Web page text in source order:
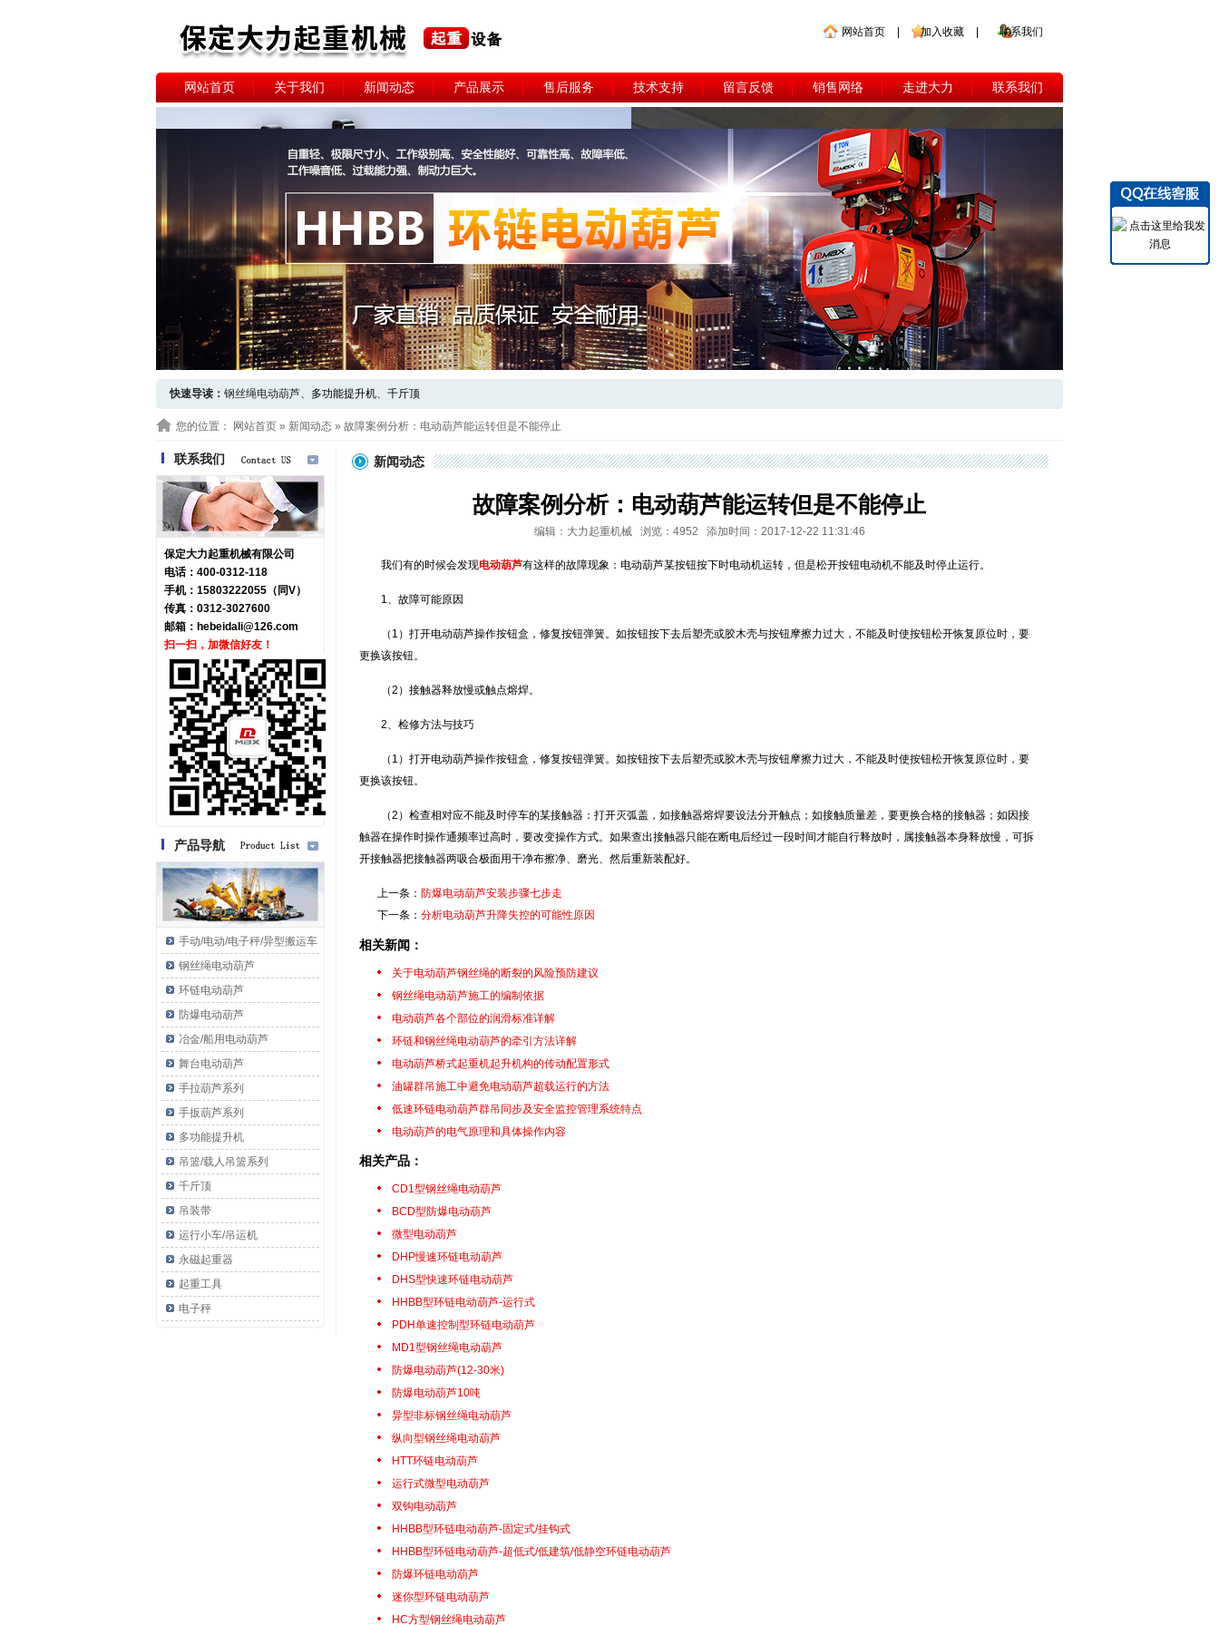
网站首页 加入收藏 联系我们
网站首页 关于我们 新闻动态 产品展示 售后服务 技术支持 留言反馈 销售网络 走进大力 联系我们
快速导读： 钢丝绳电动葫芦、 多功能提升机、 千斤顶
您的位置： 网站首页 » 新闻动态 » 故障案例分析：电动葫芦能运转但是不能停止
联系我们
保定大力起重机械有限公司
电话：400-0312-118
手机：15803222055（同V）
传真：0312-3027600
邮箱： hebeidali@126.com
扫一扫，加微信好友！
产品导航
手动/电动/电子秤/异型搬运车
钢丝绳电动葫芦
环链电动葫芦
防爆电动葫芦
冶金/船用电动葫芦
舞台电动葫芦
手拉葫芦系列
手扳葫芦系列
多功能提升机
吊篮/载人吊篮系列
千斤顶
吊装带
运行小车/吊运机
永磁起重器
起重工具
电子秤
新闻动态
故障案例分析：电动葫芦能运转但是不能停止
编辑：大力起重机械 浏览：4952 添加时间：2017-12-22 11:31:46
我们有的时候会发现电动葫芦有这样的故障现象：电动葫芦某按钮按下时电动机运转，但是松开按钮电动机不能及时停止运行。
1、故障可能原因
（1）打开电动葫芦操作按钮盒，修复按钮弹簧。如按钮按下去后塑壳或胶木壳与按钮摩擦力过大，不能及时使按钮松开恢复原位时，要
更换该按钮。
（2）接触器释放慢或触点熔焊。
2、检修方法与技巧
（1）打开电动葫芦操作按钮盒，修复按钮弹簧。如按钮按下去后塑壳或胶木壳与按钮摩擦力过大，不能及时使按钮松开恢复原位时，要
更换该按钮。
（2）检查相对应不能及时停车的某接触器：打开灭弧盖，如接触器熔焊要设法分开触点；如接触质量差，要更换合格的接触器；如因接
触器在操作时操作通频率过高时，要改变操作方式。如果查出接触器只能在断电后经过一段时间才能自行释放时，属接触器本身释放慢，可拆
开接触器把接触器两吸合极面用干净布擦净、磨光、然后重新装配好。
上一条： 防爆电动葫芦安装步骤七步走
下一条： 分析电动葫芦升降失控的可能性原因
相关新闻：
关于电动葫芦钢丝绳的断裂的风险预防建议
钢丝绳电动葫芦施工的编制依据
电动葫芦各个部位的润滑标准详解
环链和钢丝绳电动葫芦的牵引方法详解
电动葫芦桥式起重机起升机构的传动配置形式
油罐群吊施工中避免电动葫芦超载运行的方法
低速环链电动葫芦群吊同步及安全监控管理系统特点
电动葫芦的电气原理和具体操作内容
相关产品：
CD1型钢丝绳电动葫芦
BCD型防爆电动葫芦
微型电动葫芦
DHP慢速环链电动葫芦
DHS型快速环链电动葫芦
HHBB型环链电动葫芦-运行式
PDH单速控制型环链电动葫芦
MD1型钢丝绳电动葫芦
防爆电动葫芦(12-30米)
防爆电动葫芦10吨
异型非标钢丝绳电动葫芦
纵向型钢丝绳电动葫芦
HTT环链电动葫芦
运行式微型电动葫芦
双钩电动葫芦
HHBB型环链电动葫芦-固定式/挂钩式
HHBB型环链电动葫芦-超低式/低建筑/低静空环链电动葫芦
防爆环链电动葫芦
迷你型环链电动葫芦
HC方型钢丝绳电动葫芦